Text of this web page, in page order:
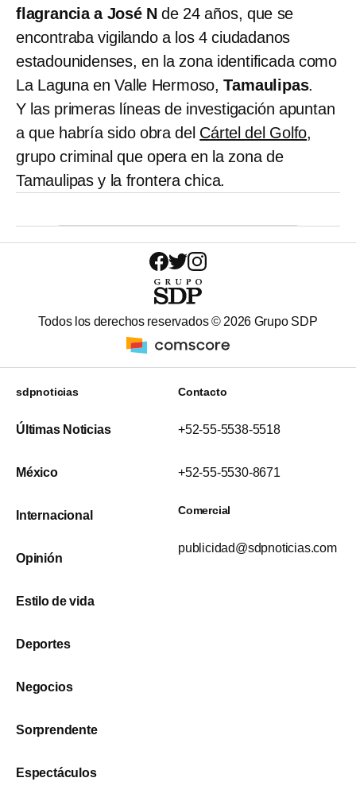
flagrancia a José Nde 24 años, que se
encontraba vigilando a los 4 ciudadanos
estadounidenses, en la zona identificada como
La Laguna en Valle Hermoso,Tamaulipas.
Y las primeras líneas de investigación apuntan
a que habría sido obra del Cártel del Golfo,
grupo criminal que opera en la zona de
Tamaulipas y la frontera chica.
Todos los derechos reservados © 2026 Grupo SDP
sdpnoticias
Últimas Noticias
México
Internacional
Opinión
Estilo de vida
Deportes
Negocios
Sorprendente
Espectáculos
Contacto
+52-55-5538-5518
+52-55-5530-8671
Comercial
publicidad@sdpnoticias.com